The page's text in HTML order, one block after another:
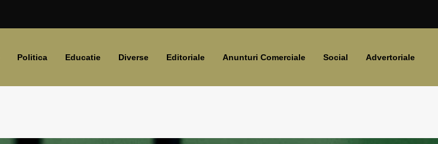
Politica Educatie Diverse Editoriale Anunturi Comerciale Social Advertoriale